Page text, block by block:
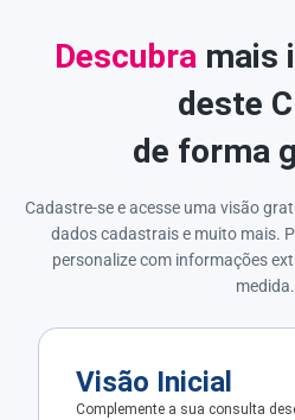
Descubra mais
deste
de forma
Cadastre-se e acesse uma visão
dados cadastrais e muito mais.
personalize com informações
medida.
Visão Inicial
Complemente a sua consulta